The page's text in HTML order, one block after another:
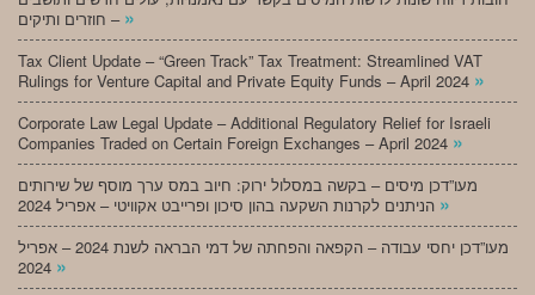
חוזרים ותיקים – »
Tax Client Update – “Green Track” Tax Treatment: Streamlined VAT
Rulings for Venture Capital and Private Equity Funds – April 2024 »
Corporate Law Legal Update – Additional Regulatory Relief for Israeli
Companies Traded on Certain Foreign Exchanges – April 2024 »
מעו”דכן מיסים – בקשה במסלול ירוק: חיוב במס ערך מוסף של שירותים
»
מעו”דכן יחסי עבודה – הקפאה והפחתה של דמי הבראה לשנת 2024 – אפריל
»